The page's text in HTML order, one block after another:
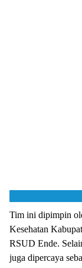
Tim ini dipimpin
Kesehatan
RSUD Ende.
juga dipercaya